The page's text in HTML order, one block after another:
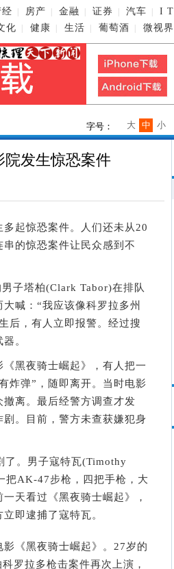
经 房产 金融 证券 汽车 I T
化 健康 生活 葡萄酒 微视界
字号： 小
中
大
院发生惊恐案件
起惊恐案件。人们还未从20
的惊恐案件让民众感到不
子塔柏(Clark Tabor)在排队
喊：“我应该像科罗拉多州
后，有人立即报警。经过搜
。
黑夜骑士崛起》，有人把一
炸弹”，随即离开。当时电影
离。最后经警方调查才发
。目前，警方未查获嫌犯身
。男子寇特瓦(Timothy
把AK-47步枪，四把手枪，大
天看过《黑夜骑士崛起》，
即逮捕了寇特瓦。
《黑夜骑士崛起》。27岁的
罗拉多枪击案件再次上演，